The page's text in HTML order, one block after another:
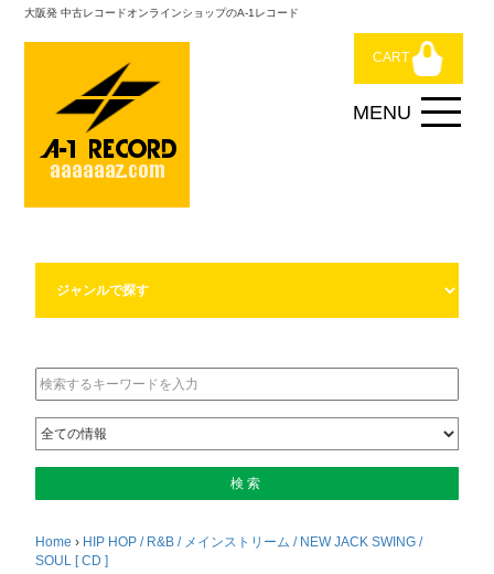
大阪発 中古レコードオンラインショップのA-1レコード
CART
Home › HIP HOP / R&B / メインストリーム / NEW JACK SWING /
SOUL [ CD ]